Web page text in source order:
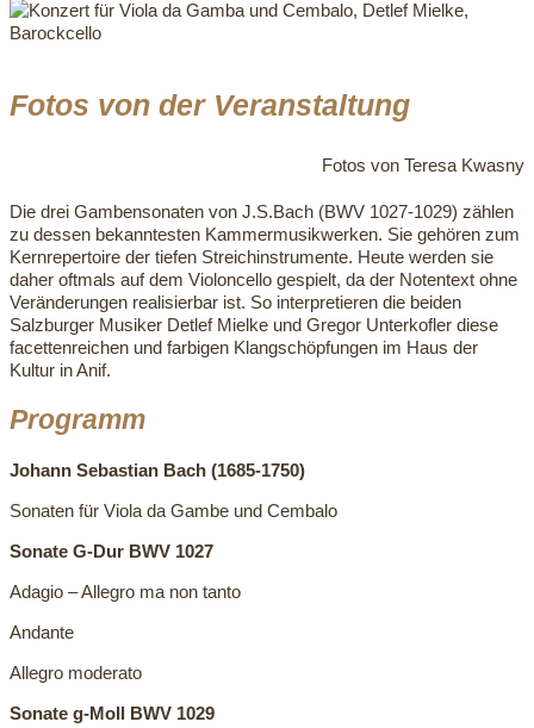
Fotos von der Veranstaltung
Fotos von Teresa Kwasny
Die drei Gambensonaten von J.S.Bach (BWV 1027-1029) zählen
zu dessen bekanntesten Kammermusikwerken. Sie gehören zum
Kernrepertoire der tiefen Streichinstrumente. Heute werden sie
daher oftmals auf dem Violoncello gespielt, da der Notentext ohne
Veränderungen realisierbar ist. So interpretieren die beiden
Salzburger Musiker Detlef Mielke und Gregor Unterkofler diese
facettenreichen und farbigen Klangschöpfungen im Haus der
Kultur in Anif.
Programm
Johann Sebastian Bach (1685-1750)
Sonaten für Viola da Gambe und Cembalo
Sonate G-Dur BWV 1027
Adagio – Allegro ma non tanto
Andante
Allegro moderato
Sonate g-Moll BWV 1029